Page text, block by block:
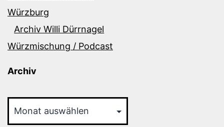
Würzburg
Archiv Willi Dürrnagel
Würzmischung / Podcast
Archiv